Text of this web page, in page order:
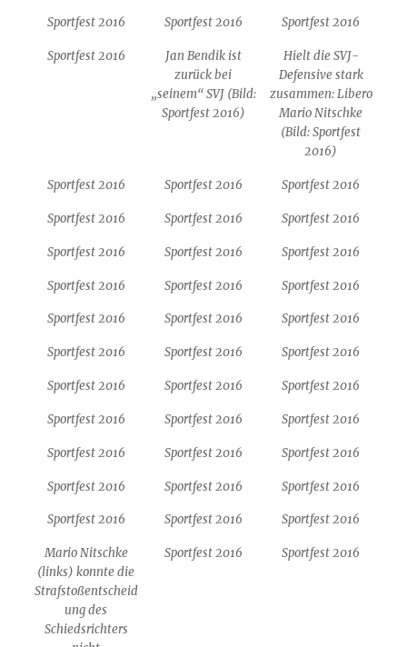
Sportfest 2016 Sportfest 2016 Sportfest 2016
Sportfest 2016
Jan Bendik ist
zurück bei
„seinem“ SVJ (Bild:
Sportfest 2016)
Hielt die SVJ-
Defensive stark
zusammen: Libero
Mario Nitschke
(Bild: Sportfest
2016)
Sportfest 2016 Sportfest 2016 Sportfest 2016
Sportfest 2016 Sportfest 2016 Sportfest 2016
Sportfest 2016 Sportfest 2016 Sportfest 2016
Sportfest 2016 Sportfest 2016 Sportfest 2016
Sportfest 2016 Sportfest 2016 Sportfest 2016
Sportfest 2016 Sportfest 2016 Sportfest 2016
Sportfest 2016 Sportfest 2016 Sportfest 2016
Sportfest 2016 Sportfest 2016 Sportfest 2016
Sportfest 2016 Sportfest 2016 Sportfest 2016
Sportfest 2016 Sportfest 2016 Sportfest 2016
Sportfest 2016 Sportfest 2016 Sportfest 2016
Mario Nitschke
(links) konnte die
Strafstoßentscheid
ung des
Schiedsrichters
Sportfest 2016 Sportfest 2016